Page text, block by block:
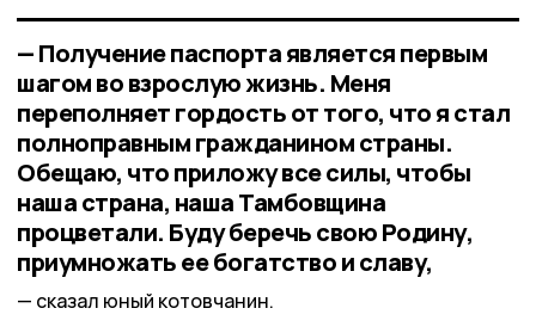
— Получение паспорта является первым
шагом во взрослую жизнь. Меня
переполняет гордость от того, что я стал
полноправным гражданином страны.
Обещаю, что приложу все силы, чтобы
наша страна, наша Тамбовщина
процветали. Буду беречь свою Родину,
приумножать ее богатство и славу,
сказал юный котовчанин.